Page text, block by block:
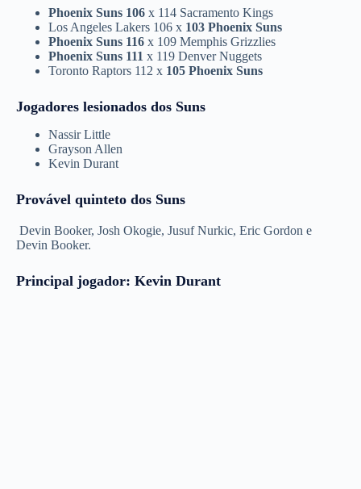
Phoenix Suns 106 x 114 Sacramento Kings
Los Angeles Lakers 106 x 103 Phoenix Suns
Phoenix Suns 116 x 109 Memphis Grizzlies
Phoenix Suns 111 x 119 Denver Nuggets
Toronto Raptors 112 x 105 Phoenix Suns
Jogadores lesionados dos Suns
Nassir Little
Grayson Allen
Kevin Durant
Provável quinteto dos Suns
Devin Booker, Josh Okogie, Jusuf Nurkic, Eric Gordon e
Devin Booker.
Principal jogador: Kevin Durant